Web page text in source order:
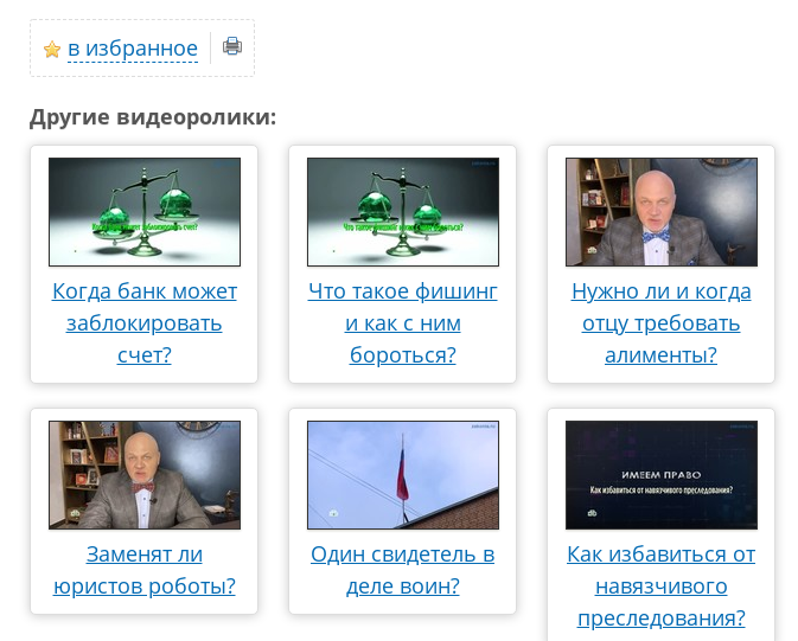
в избранное
Другие видеоролики:
Когда банк может
заблокировать
счет?
Что такое фишинг
и как с ним
бороться?
Нужно ли и когда
отцу требовать
алименты?
Заменят ли
юристов роботы?
Один свидетель в
деле воин?
Как избавиться от
навязчивого
преследования?